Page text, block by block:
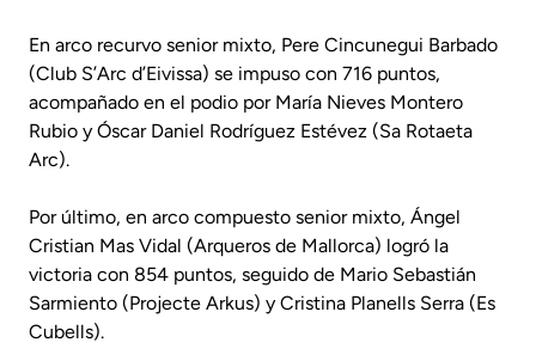
En arco recurvo senior mixto, Pere Cincunegui Barbado
(Club S’Arc d’Eivissa) se impuso con 716 puntos,
acompañado en el podio por María Nieves Montero
Rubio y Óscar Daniel Rodríguez Estévez (Sa Rotaeta
Arc).
Por último, en arco compuesto senior mixto, Ángel
Cristian Mas Vidal (Arqueros de Mallorca) logró la
victoria con 854 puntos, seguido de Mario Sebastián
Sarmiento (Projecte Arkus) y Cristina Planells Serra (Es
Cubells).